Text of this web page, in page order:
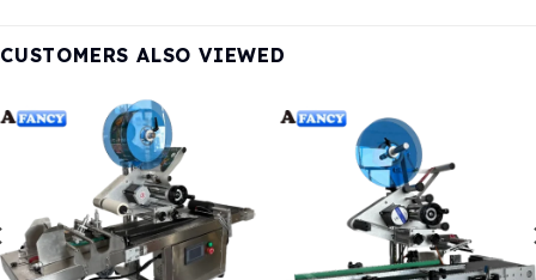
CUSTOMERS ALSO VIEWED